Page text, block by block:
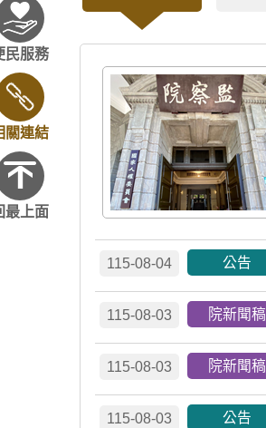
民服務
關連結
最上面
115-08-04 公告
115-08-03 院新聞稿
115-08-03 院新聞稿
115-08-03 公告